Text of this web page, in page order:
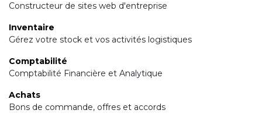
Constructeur de sites web d'entreprise
Inventaire
Gérez votre stock et vos activités logistiques
Comptabilité
Comptabilité Financière et Analytique
Achats
Bons de commande, offres et accords